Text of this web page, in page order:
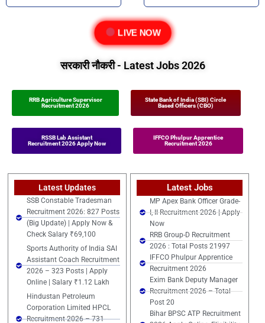
LIVE NOW
सरकारी नौकरी - Latest Jobs 2026
RRB Agriculture Supervisor
Recruitment 2026
State Bank of India (SBI) Circle
Based Officers (CBO)
RSSB Lab Assistant
Recruitment 2026 Apply Now
IFFCO Phulpur Apprentice
Recruitment 2026
Latest Updates
SSB Constable Tradesman
Recruitment 2026: 827 Posts
(Big Update) | Apply Now &
Check Salary ₹69,100
Sports Authority of India SAI
Assistant Coach Recruitment
2026 – 323 Posts | Apply
Online | Salary ₹1.12 Lakh
Hindustan Petroleum
Corporation Limited HPCL
Recruitment 2026 – 731
Latest Jobs
MP Apex Bank Officer Grade-
I, II Recruitment 2026 | Apply
Now
RRB Group-D Recruitment
2026 : Total Posts 21997
IFFCO Phulpur Apprentice
Recruitment 2026
Exim Bank Deputy Manager
Recruitment 2026 – Total
Post 20
Bihar BPSC ATP Recruitment